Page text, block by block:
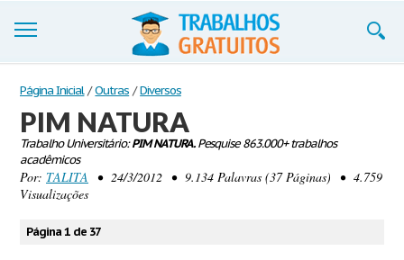
Trabalhos
Cadastre-se
Entre
Blog
Contate-nos
Página Inicial / Outras / Diversos
PIM NATURA
Trabalho Universitário:PIM NATURA.Pesquise 863.000+ trabalhos
acadêmicos
Por: TALITA • 24/3/2012 • 9.134 Palavras (37 Páginas) • 4.759
Visualizações
Página 1 de 37